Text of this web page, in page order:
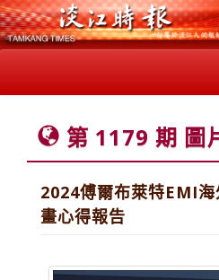
第 1179 期 圖
2024傅爾布萊特EMI
畫心得報告